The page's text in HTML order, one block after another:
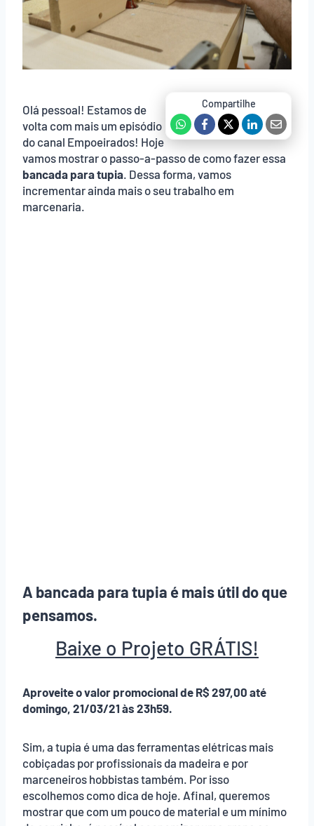
Olá pessoal! Estamos de
volta com mais um episódio
do canal Empoeirados! Hoje
vamos mostrar o passo-a-passo de como fazer essa
bancada para tupia. Dessa forma, vamos
incrementar ainda mais o seu trabalho em
marcenaria.
A bancada para tupia é mais útil do que
pensamos.
Baixe o Projeto GRÁTIS!
Aproveite o valor promocional de R$ 297,00 até
domingo, 21/03/21 às 23h59.
Sim, a tupia é uma das ferramentas elétricas mais
cobiçadas por profissionais da madeira e por
marceneiros hobbistas também. Por isso
escolhemos como dica de hoje. Afinal, queremos
mostrar que com um pouco de material e um mínimo